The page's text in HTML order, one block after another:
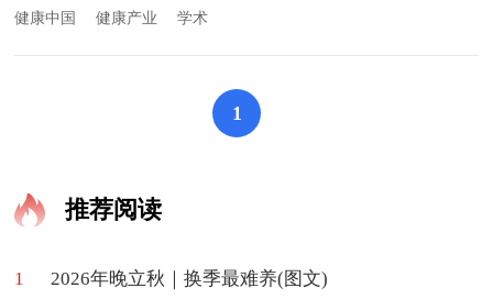
健康中国
健康产业 学术
1
推荐阅读
1 2026年晚立秋｜换季最难养(图文)